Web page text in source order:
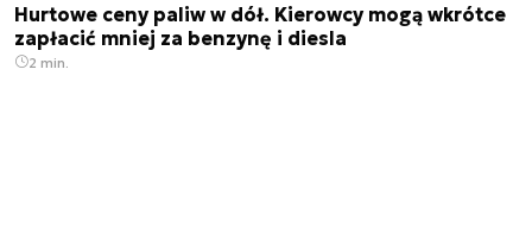
Hurtowe ceny paliw w dół. Kierowcy mogą wkrótce
zapłacić mniej za benzynę i diesla
2 min.